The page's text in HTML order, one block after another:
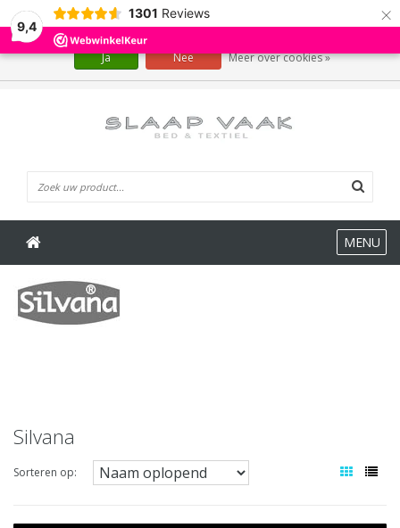
9,4
1301 Reviews ×
MENU
Silvana
Sorteren op:
Wij slaan cookies op om onze website te verbeteren. Is dat akkoord?
Ja Nee Meer over cookies »